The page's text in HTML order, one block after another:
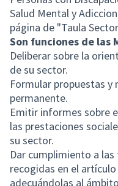
Salud Mental y
página de "Taula
Son funciones de las
Deliberar sobre la
de su sector.
Formular propuestas y
permanente.
Emitir informes sobre
las prestaciones
su sector.
Dar cumplimiento a
recogidas en el
adecuándolas al